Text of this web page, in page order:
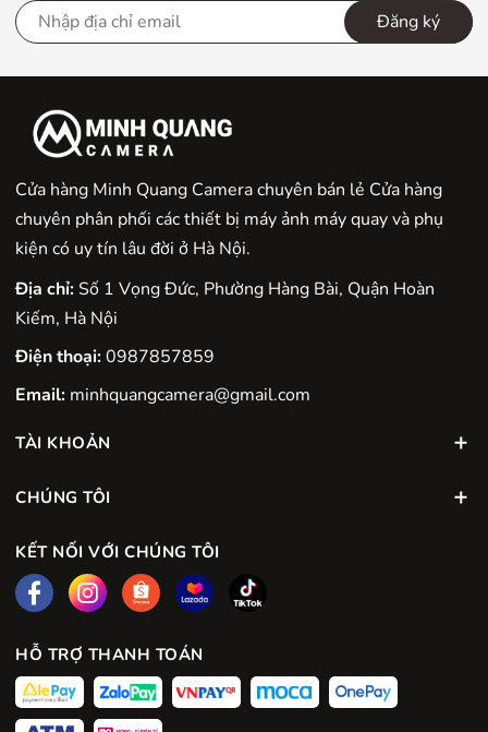
Đăng ký
Cửa hàng Minh Quang Camera chuyên bán lẻ Cửa hàng
chuyên phân phối các thiết bị máy ảnh máy quay và phụ
kiện có uy tín lâu đời ở Hà Nội.
Địa chỉ:Số 1 Vọng Đức, Phường Hàng Bài, Quận Hoàn
Kiếm, Hà Nội
Điện thoại:0987857859
Email: minhquangcamera@gmail.com
TÀI KHOẢN
CHÚNG TÔI
KẾT NỐI VỚI CHÚNG TÔI
HỖ TRỢ THANH TOÁN